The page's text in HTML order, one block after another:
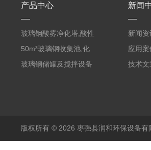
产品中心
玻璃钢酸雾净化塔,酸性
废气洗涤塔处理工艺
50m³玻璃钢收集池,化
粪罐
玻璃钢储罐及搅拌设备
新闻
新闻资
应用案
技术文
版权所有 © 2026 枣强县润和环保设备有